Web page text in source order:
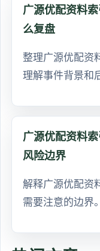
广源优配资料
么复盘
整理广源优配资
理解事件背景和
广源优配资料
风险边界
解释广源优配资
需要注意的边界。